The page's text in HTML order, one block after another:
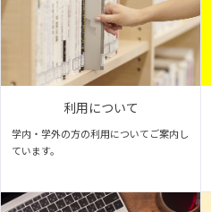
利用について
学内・学外の方の利用についてご案内し
ています。